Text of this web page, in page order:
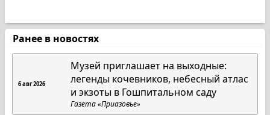
Ранее в новостях
6 авг 2026
Музей приглашает на выходные:
легенды кочевников, небесный атлас
и экзоты в Гошпитальном саду
Газета «Приазовье»